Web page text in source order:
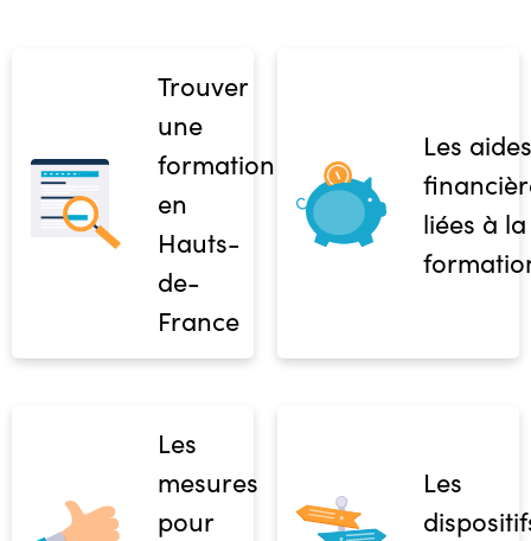
Trouver
une
formation
en
Hauts-
de-
France
Les aides
liées à la
Les
mesures
pour
Les